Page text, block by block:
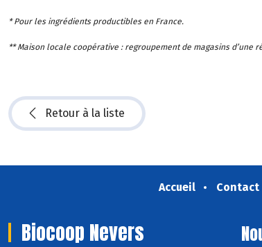
* Pour les ingrédients productibles en France.
** Maison locale coopérative : regroupement de magasins d’une
Retour à la liste
Accueil Contact
Biocoop Nevers